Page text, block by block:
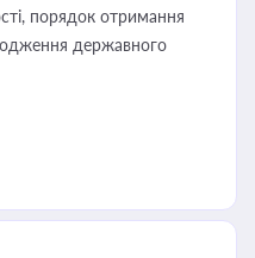
порядок отримання
державного